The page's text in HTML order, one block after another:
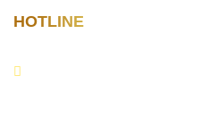
HOTLINE